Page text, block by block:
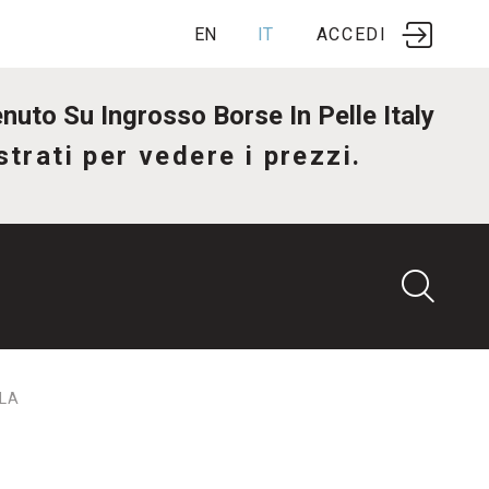
ACCEDI
EN IT
Su Ingrosso Borse In Pelle Italy
per vedere i prezzi.